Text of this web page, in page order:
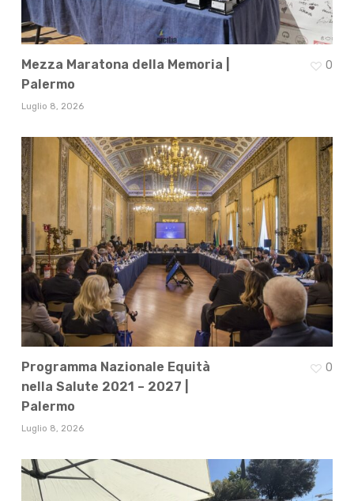
Mezza Maratona della Memoria |
Palermo
Luglio 8, 2026
0
Programma Nazionale Equità
nella Salute 2021 – 2027 |
Palermo
Luglio 8, 2026
0